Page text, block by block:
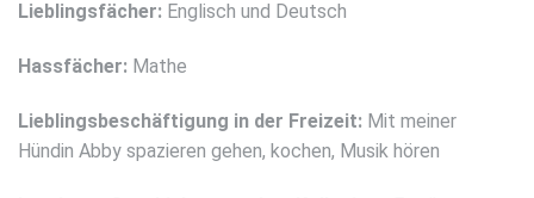
Lieblingsfächer: Englisch und Deutsch
Hassfächer: Mathe
Lieblingsbeschäftigung in der Freizeit: Mit meiner
Hündin Abby spazieren gehen, kochen, Musik hören